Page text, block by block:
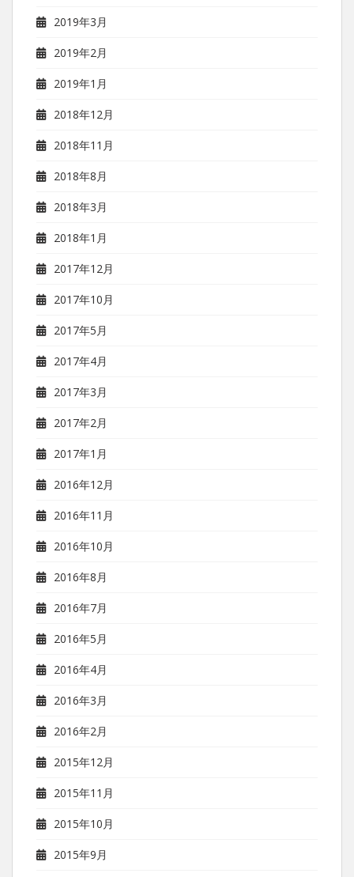
2019年3月
2019年2月
2019年1月
2018年12月
2018年11月
2018年8月
2018年3月
2018年1月
2017年12月
2017年10月
2017年5月
2017年4月
2017年3月
2017年2月
2017年1月
2016年12月
2016年11月
2016年10月
2016年8月
2016年7月
2016年5月
2016年4月
2016年3月
2016年2月
2015年12月
2015年11月
2015年10月
2015年9月